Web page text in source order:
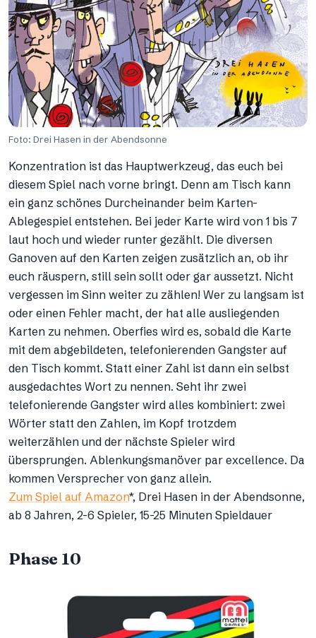
Foto: Drei Hasen in der Abendsonne
Konzentration ist das Hauptwerkzeug, das euch bei
diesem Spiel nach vorne bringt. Denn am Tisch kann
ein ganz schönes Durcheinander beim Karten-
Ablegespiel entstehen. Bei jeder Karte wird von 1 bis 7
laut hoch und wieder runter gezählt. Die diversen
Ganoven auf den Karten zeigen zusätzlich an, ob ihr
euch räuspern, still sein sollt oder gar aussetzt. Nicht
vergessen im Sinn weiter zu zählen! Wer zu langsam ist
oder einen Fehler macht, der hat alle ausliegenden
Karten zu nehmen. Oberfies wird es, sobald die Karte
mit dem abgebildeten, telefonierenden Gangster auf
den Tisch kommt. Statt einer Zahl ist dann ein selbst
ausgedachtes Wort zu nennen. Seht ihr zwei
telefonierende Gangster wird alles kombiniert: zwei
Wörter statt den Zahlen, im Kopf trotzdem
weiterzählen und der nächste Spieler wird
übersprungen. Ablenkungsmanöver par excellence. Da
kommen Versprecher von ganz allein.
Zum Spiel auf Amazon*, Drei Hasen in der Abendsonne,
ab 8 Jahren, 2-6 Spieler, 15-25 Minuten Spieldauer
Phase 10